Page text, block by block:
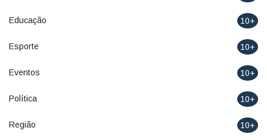
Educação 10+
Esporte 10+
Eventos 10+
Política 10+
Região 10+